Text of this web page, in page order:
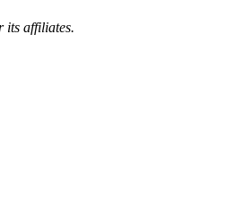
its affiliates.